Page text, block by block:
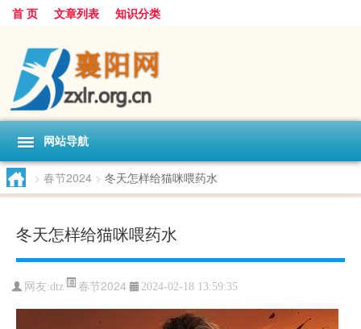
首 页 文章列表 知识分类
网站导航
> 春节2024 > 冬天怎样给猫咪喂药水
冬天怎样给猫咪喂药水
网友:dtz 春节2024 2024-02-18 13:59:35